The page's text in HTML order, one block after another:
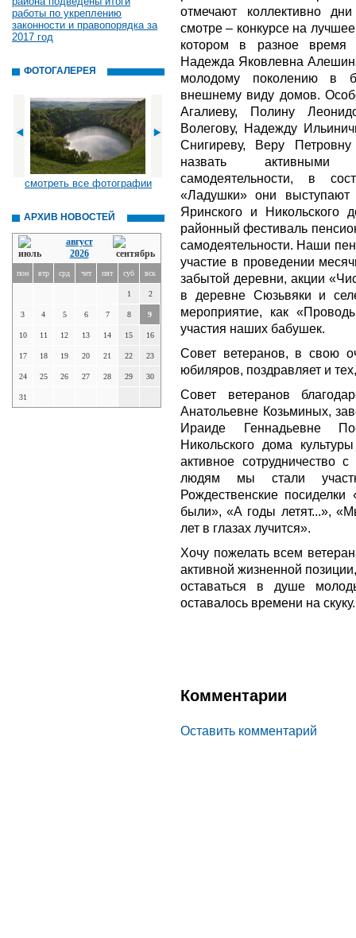
работы по укреплению
законности и правопорядка за
2017 год
ФОТОГАЛЕРЕЯ
смотреть все фотографии
АРХИВ НОВОСТЕЙ
август
2026
пон втр срд чет пят суб вск
1 2
3 4 5 6 7 8 9
10 11 12 13 14 15 16
17 18 19 20 21 22 23
24 25 26 27 28 29 30
31
отмечают коллективно
смотре – конкурсе на
котором в разное
Надежда Яковлевна
молодому поколению в
внешнему виду домов.
Агалиеву, Полину
Волегову, Надежду
Снигиреву, Веру
назвать активными
самодеятельности, в
«Ладушки» они
Яринского и
районный фестиваль
самодеятельности. Наши
участие в проведении
забытой деревни, акции
в деревне Сюзьвяки и
мероприятие, как
участия наших бабушек.
Совет ветеранов, в свою
юбиляров, поздравляет и
Совет ветеранов
Анатольевне Козьминых,
Ираиде Геннадьевне
Никольского дома
активное сотрудничество
людям мы стали
Рождественские
были», «А годы летят...»,
лет в глазах лучится».
Хочу пожелать всем
активной жизненной
оставаться в душе
оставалось времени на скуку.
Комментарии
Оставить комментарий